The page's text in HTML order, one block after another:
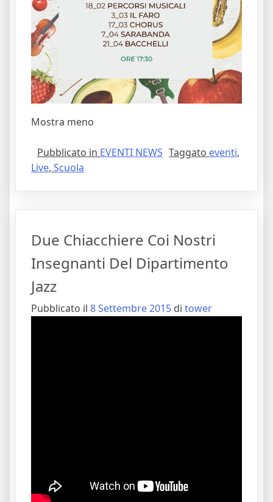
Mostra meno
Pubblicato in EVENTI NEWS Taggato eventi,
Live, Scuola
Due Chiacchiere Coi Nostri
Insegnanti Del Dipartimento
Jazz
Pubblicato il 8 Settembre 2015 di tower